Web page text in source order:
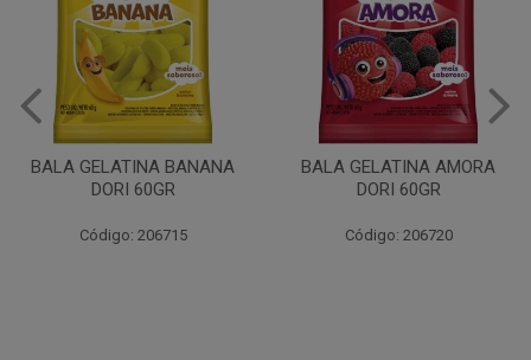
BALA GELATINA BANANA
DORI 60GR
Código: 206715
BALA GELATINA AMORA
DORI 60GR
Código: 206720